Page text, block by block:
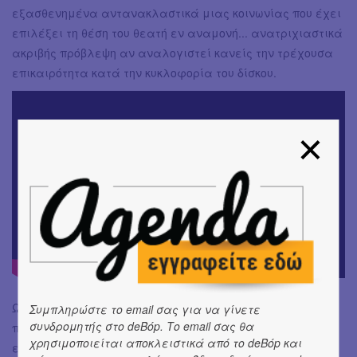
εξασθενημένα αντανακλαστικά μιας κοινωνίας που έχει
επιλέξει τη θέση του θεατή εν αναμονή... ανατριχιαστικά
ακριβής πρόβλεψη αν αναλογιστεί κανείς την τρέχουσα
επικαιρότητα κατά την κυκλοφορία του δίσκου.
Ως επίλογο αλλά και bonus track, η Nalyssa Green μας
προσφέρει μια ελαφρώς πειραγμένη και πολυ
ενδιαφέρουσα εκδοχή του ελληνόφωνου «ύμνου» του
Συμπληρώστε το email σας για να γίνετε
συνδρομητής στο deBόp. Το email σας θα
χρησιμοποιείται αποκλειστικά από το deBόp και